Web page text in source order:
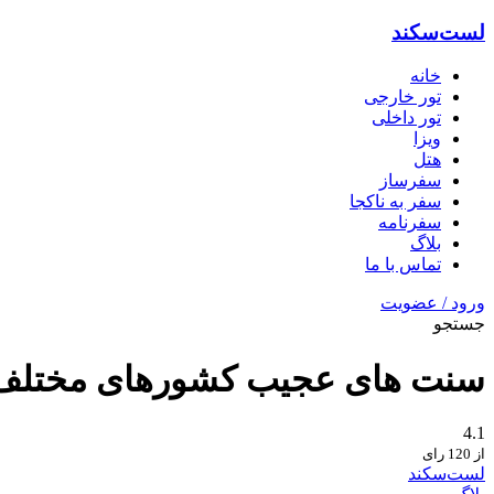
لست‌سکند
خانه
تور خارجی
تور داخلی
ویزا
هتل‌
سفرساز
سفر به ناکجا
سفرنامه
بلاگ
تماس با ما
ورود / عضویت
جستجو
سنت های عجیب کشورهای مختلف؛ ۲۴ سنت و مراسم عجیب در
4.1
از 120 رای
لست‌سکند